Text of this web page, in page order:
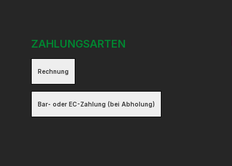
ZAHLUNGSARTEN
Rechnung
Bar- oder EC-Zahlung (bei Abholung)